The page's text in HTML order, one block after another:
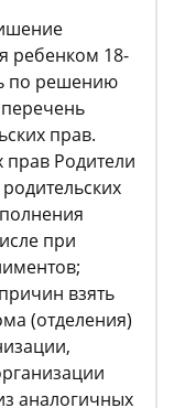
ребенком 18-
по решению
прав.
прав Родители
при
взять
(отделения)
аналогичных